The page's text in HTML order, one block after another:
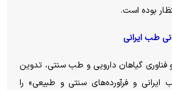
بوده است.
طب ایرانی
فناوری گیاهان دارویی و طب سنتی، تدوین
و فرآورده‌های سنتی و طبیعی» را